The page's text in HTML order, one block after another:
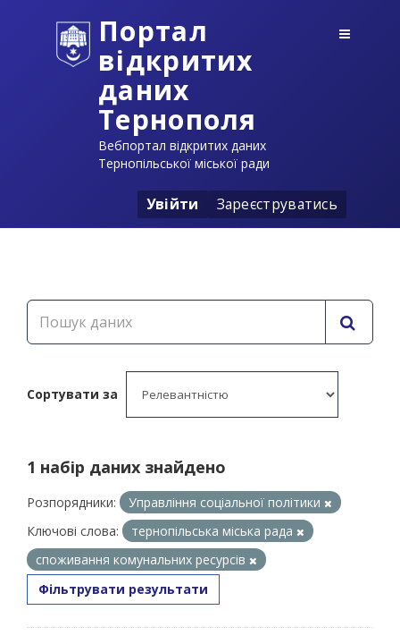
Портал
відкритих
даних
Тернополя
Вебпортал відкритих даних
Тернопільської міської ради
Увійти Зареєструватись
Сортувати за
1 набір даних знайдено
Розпорядники:
Управління соціальної політики
Ключові слова:
тернопільська міська рада
споживання комунальних ресурсів
Фільтрувати результати